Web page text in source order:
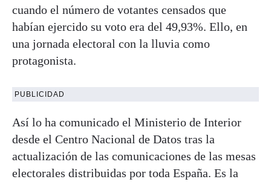
cuando el número de votantes censados que
habían ejercido su voto era del 49,93%. Ello, en
una jornada electoral con la lluvia como
protagonista.
PUBLICIDAD
Así lo ha comunicado el Ministerio de Interior
desde el Centro Nacional de Datos tras la
actualización de las comunicaciones de las mesas
electorales distribuidas por toda España. Es la